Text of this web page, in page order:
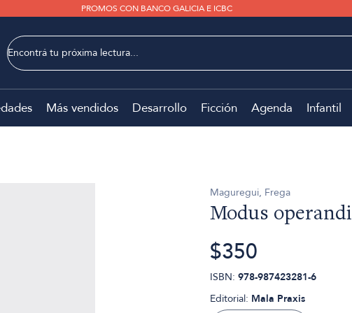
PROMOS CON BANCO GALICIA E ICBC
Más vendidos Desarrollo Ficción Agenda Infantil
Maguregui, Frega
Modus operandi
$350
ISBN: 978-987423281-6
Editorial: Mala Praxis